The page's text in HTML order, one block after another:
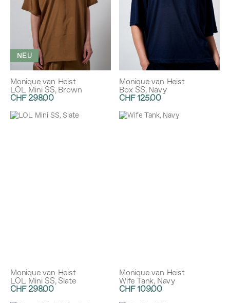
NEU
Monique van Heist
LOL Mini SS, Brown
CHF 298.00
Monique van Heist
Box SS, Navy
CHF 125.00
Monique van Heist
LOL Mini SS, Slate
CHF 298.00
Monique van Heist
Wife Tank, Navy
CHF 109.00